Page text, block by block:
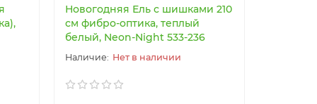
Новогодняя Ель с шишками 210
см фибро-оптика, теплый
белый, Neon-Night 533-236
Нет в наличии